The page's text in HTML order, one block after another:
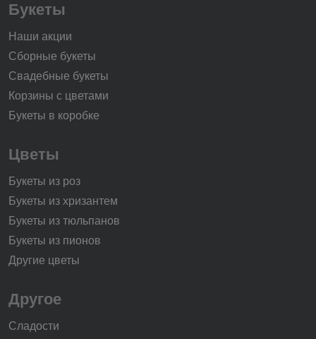
Букеты
Наши акции
Сборные букеты
Свадебные букеты
Корзины с цветами
Букеты в коробке
Цветы
Букеты из роз
Букеты из хризантем
Букеты из тюльпанов
Букеты из пионов
Другие цветы
Другое
Сладости